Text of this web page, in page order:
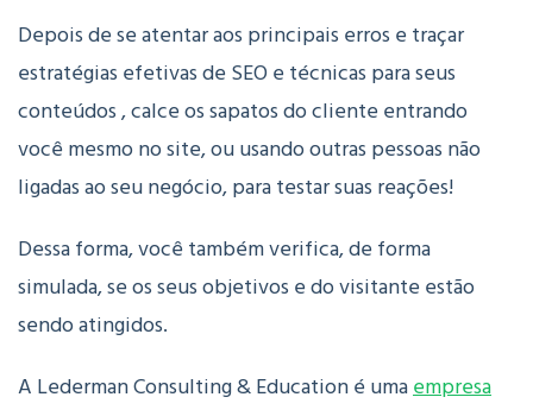
Depois de se atentar aos principais erros e traçar
estratégias efetivas de SEO e técnicas para seus
conteúdos , calce os sapatos do cliente entrando
você mesmo no site, ou usando outras pessoas não
ligadas ao seu negócio, para testar suas reações!
Dessa forma, você também verifica, de forma
simulada, se os seus objetivos e do visitante estão
sendo atingidos.
A Lederman Consulting & Education é umaempresa